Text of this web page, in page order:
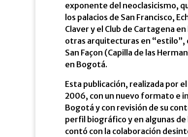
exponente del neoclasicismo,
los palacios de San Francisco,
Claver y el Club de Cartagena
otras arquitecturas en “estilo”,
San Façon (Capilla de las
en Bogotá.
Esta publicación, realizada por
2006, con un nuevo formato e
Bogotá y con revisión de su
perfil biográfico y en algunas
contó con la colaboración